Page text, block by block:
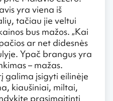
yra viena iš
tačiau jie veltui
bus mažos. „Kai
ar net didesnės
Ypač brangus yra
– mažas.
galima įsigyti eilinėje
kiaušiniai, miltai,
prasimaitinti